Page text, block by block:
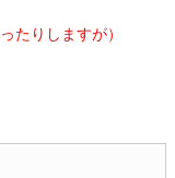
たりしますが）